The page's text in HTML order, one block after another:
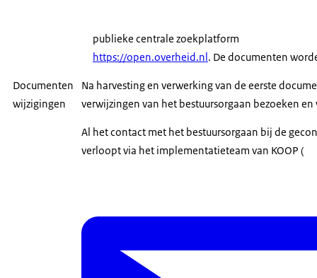
publieke centrale zoekplatform
https://open.overheid.nl. De documenten
Documenten
wijzigingen
Na harvesting en verwerking van de eerste
verwijzingen van het bestuursorgaan bezoeken
Al het contact met het bestuursorgaan bij de
verloopt via het implementatieteam van KOOP (